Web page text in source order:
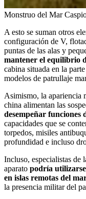
Monstruo del Mar
A esto se suman otros
configuración de V,
puntas de las alas y
mantener el equilibrio
cabina situada en la
modelos de patrullaje
Asimismo, la apariencia
china alimentan las
desempeñar funciones
capacidades que se
torpedos, misiles
profundidad e incluso
Incluso, especialistas de
aparato podría
en islas remotas del
la presencia militar del